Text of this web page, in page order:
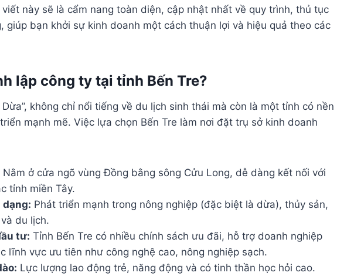
này sẽ là cẩm nang toàn diện, cập nhật nhất về quy trình, thủ tục
giúp bạn khởi sự kinh doanh một cách thuận lợi và hiệu quả theo các
lập công ty tại tỉnh Bến Tre?
không chỉ nổi tiếng về du lịch sinh thái mà còn là một tỉnh có nền
mạnh mẽ. Việc lựa chọn Bến Tre làm nơi đặt trụ sở kinh doanh
Nằm ở cửa ngõ vùng Đồng bằng sông Cửu Long, dễ dàng kết nối với
tỉnh miền Tây.
dạng: Phát triển mạnh trong nông nghiệp (đặc biệt là dừa), thủy sản,
du lịch.
tư: Tỉnh Bến Tre có nhiều chính sách ưu đãi, hỗ trợ doanh nghiệp
lĩnh vực ưu tiên như công nghệ cao, nông nghiệp sạch.
Lực lượng lao động trẻ, năng động và có tinh thần học hỏi cao.